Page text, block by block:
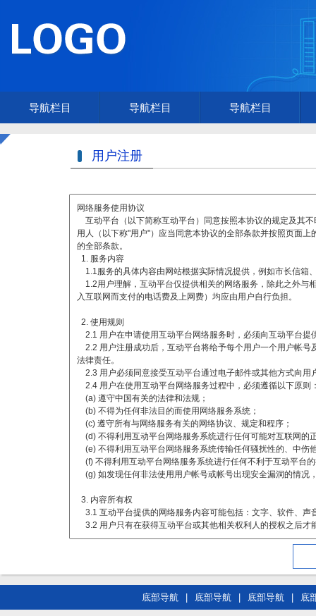
导航栏目 导航栏目 导航栏目
用户注册
底部导航 底部导航 底部导航 底